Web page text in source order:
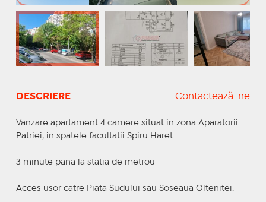
DESCRIERE Contactează-ne
Vanzare apartament 4 camere situat in zona Aparatorii
Patriei, in spatele facultatii Spiru Haret.
3 minute pana la statia de metrou
Acces usor catre Piata Sudului sau Soseaua Oltenitei.